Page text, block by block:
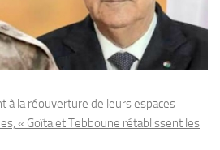
à la réouverture de leurs espaces
« Goïta et Tebboune rétablissent les